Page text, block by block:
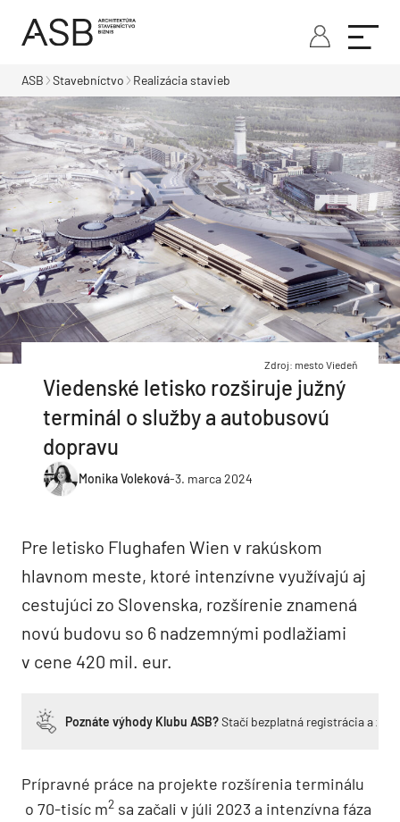
ASB Stavebníctvo Realizácia stavieb
Zdroj: mesto Viedeň
Viedenské letisko rozširuje južný
terminál o služby a autobusovú
dopravu
Monika Voleková-3. marca 2024
Pre letisko Flughafen Wien v rakúskom
hlavnom meste, ktoré intenzívne využívajú aj
cestujúci zo Slovenska, rozšírenie znamená
novú budovu so 6 nadzemnými podlažiami
v cene 420 mil. eur.
Poznáte výhody Klubu ASB?Stačí bezplatná registrácia a
Prípravné práce na projekte rozšírenia terminálu
o 70-tisíc m2 sa začali v júli 2023 a intenzívna fáza